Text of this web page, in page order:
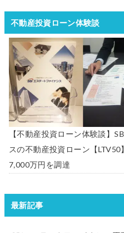
不動産投資ローン体験談
【不動産投資ローン体験談】
スの不動産投資ローン【LTV50
7,000万円を調達
最新記事